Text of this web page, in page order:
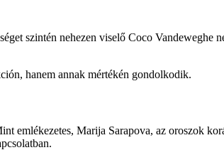
szintén nehezen viselő Coco Vandeweghe
hanem annak mértékén gondolkodik.
emlékezetes, Marija Sarapova, az oroszok